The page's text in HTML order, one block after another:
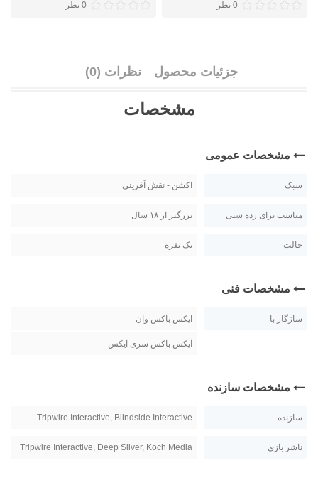
0 نظر 0 نظر
جزئیات محصول نظرات (0)
مشخصات
مشخصات عمومی
سبک اکشن - نقش آفرینی
مناسب برای رده سنی بزرگتر از ۱۸ سال
حالت یک نفره
مشخصات فنی
سازگار با ایکس باکس وان
ایکس باکس سری ایکس
مشخصات سازنده
سازنده Tripwire Interactive, Blindside Interactive
ناشر بازی Tripwire Interactive, Deep Silver, Koch Media